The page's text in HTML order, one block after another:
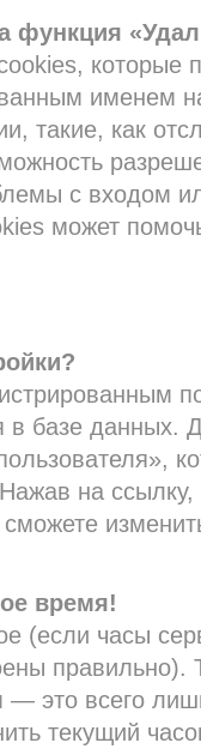
функция
которые
именем
такие, как
с входом
может
в базе данных.
на
время!
(если часы
правильно).
это всего
текущий